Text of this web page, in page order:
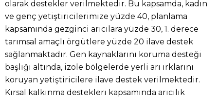
olarak destekler verilmektedir. Bu kapsamda, kadın
ve genç yetiştiricilerimize yüzde 40, planlama
kapsamında gezginci arıcılara yüzde 30, 1. derece
tarımsal amaçlı örgütlere yüzde 20 ilave destek
sağlanmaktadır. Gen kaynaklarını koruma desteği
başlığı altında, izole bölgelerde yerli arı ırklarını
koruyan yetiştiricilere ilave destek verilmektedir.
Kırsal kalkınma destekleri kapsamında arıcılık